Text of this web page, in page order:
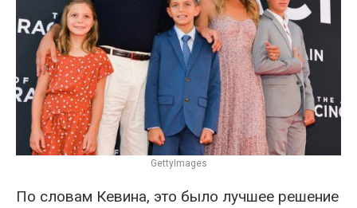
GettyImages
По словам Кевина, это было лучшее решение